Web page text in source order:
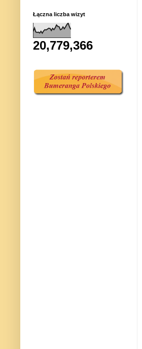
Łączna liczba wizyt
20,779,366